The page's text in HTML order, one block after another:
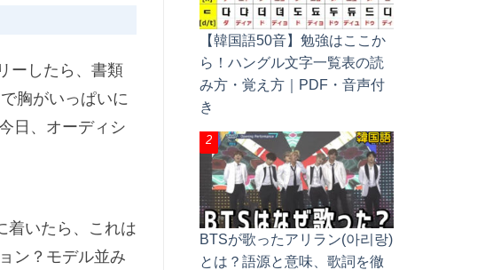
ーしたら、書類
胸がいっぱいに
日、オーディシ
着いたら、これは
ン？モデル並み
【韓国語50音】勉強はここか
ら！ハングル文字一覧表の読
み方・覚え方｜PDF・音声付
き
BTSが歌ったアリラン(아리랑)
とは？語源と意味、歌詞を徹